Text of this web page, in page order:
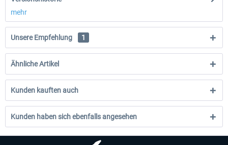
mehr
Unsere Empfehlung 1
Ähnliche Artikel
Kunden kauften auch
Kunden haben sich ebenfalls angesehen